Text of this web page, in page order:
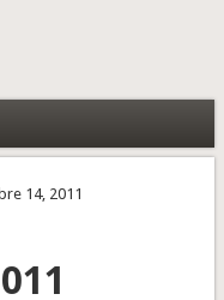
14, 2011